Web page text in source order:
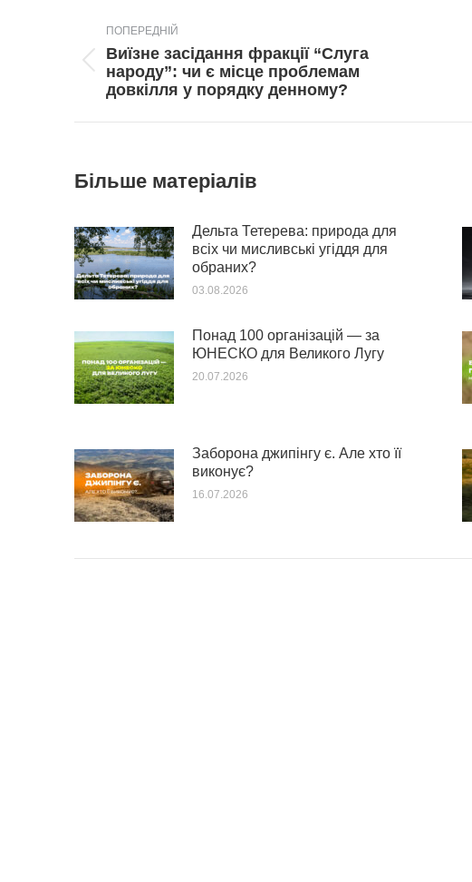
navigation
ПОПЕРЕДНІЙ
Попередній
пост:
Виїзне засідання фракції “Слуга
народу”: чи є місце проблемам
довкілля у порядку денному?
Більше матеріалів
Дельта Тетерева: природа для
всіх чи мисливські угіддя для
обраних?
03.08.2026
Понад 100 організацій — за
ЮНЕСКО для Великого Лугу
20.07.2026
Заборона джипінгу є. Але хто її
виконує?
16.07.2026